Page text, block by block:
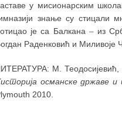
у мисионарским
знање су стицали
је са Балкана –из
Раденковић и Миливоје
М. Теодосијевић,
османске државе и
2010.